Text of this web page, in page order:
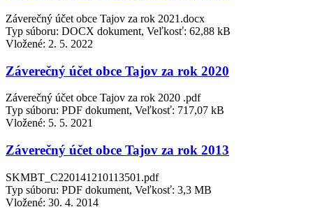
Záverečný účet obce Tajov za rok 2021.docx
Typ súboru: DOCX dokument, Veľkosť: 62,88 kB
Vložené: 2. 5. 2022
Záverečný účet obce Tajov za rok 2020
Záverečný účet obce Tajov za rok 2020 .pdf
Typ súboru: PDF dokument, Veľkosť: 717,07 kB
Vložené: 5. 5. 2021
Záverečný účet obce Tajov za rok 2013
SKMBT_C220141210113501.pdf
Typ súboru: PDF dokument, Veľkosť: 3,3 MB
Vložené: 30. 4. 2014